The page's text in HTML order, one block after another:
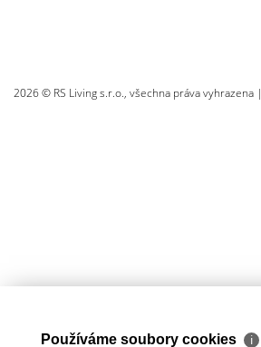
2026 © RS Living s.r.o., všechna práva vyhrazena |
Používáme soubory cookies ℹ